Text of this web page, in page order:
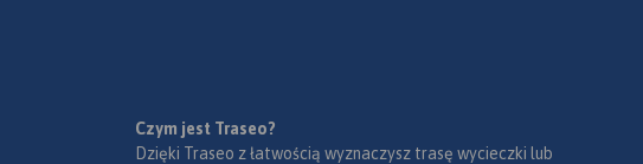
Czym jest Traseo?
Dzięki Traseo z łatwością wyznaczysz trasę wycieczki lub